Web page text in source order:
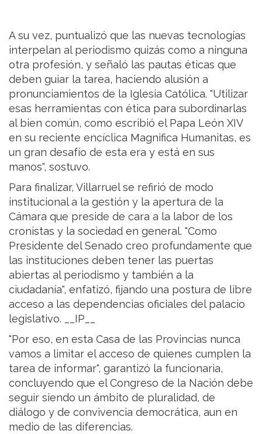
A su vez, puntualizó que las nuevas tecnologías
interpelan al periodismo quizás como a ninguna
otra profesión, y señaló las pautas éticas que
deben guiar la tarea, haciendo alusión a
pronunciamientos de la Iglesia Católica. "Utilizar
esas herramientas con ética para subordinarlas
al bien común, como escribió el Papa León XIV
en su reciente encíclica Magnifica Humanitas, es
un gran desafío de esta era y está en sus
manos", sostuvo.
Para finalizar, Villarruel se refirió de modo
institucional a la gestión y la apertura de la
Cámara que preside de cara a la labor de los
cronistas y la sociedad en general. "Como
Presidente del Senado creo profundamente que
las instituciones deben tener las puertas
abiertas al periodismo y también a la
ciudadanía", enfatizó, fijando una postura de libre
acceso a las dependencias oficiales del palacio
legislativo. __IP__
"Por eso, en esta Casa de las Provincias nunca
vamos a limitar el acceso de quienes cumplen la
tarea de informar", garantizó la funcionaria,
concluyendo que el Congreso de la Nación debe
seguir siendo un ámbito de pluralidad, de
diálogo y de convivencia democrática, aun en
medio de las diferencias.